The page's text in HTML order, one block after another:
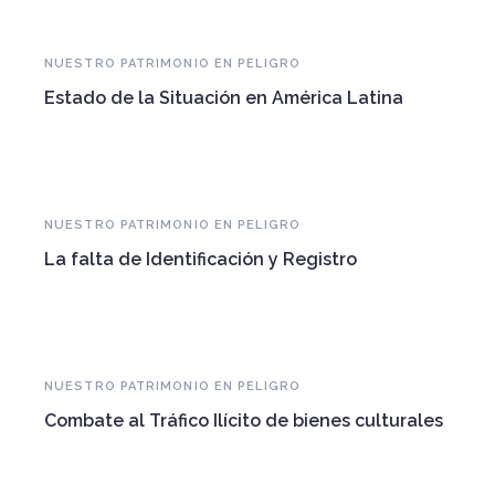
NUESTRO PATRIMONIO EN PELIGRO
Estado de la Situación en América Latina
NUESTRO PATRIMONIO EN PELIGRO
La falta de Identificación y Registro
NUESTRO PATRIMONIO EN PELIGRO
Combate al Tráfico Ilícito de bienes culturales